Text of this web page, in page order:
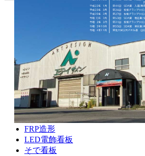
商業
学校
病院
行政
養護老健
すべて
FRP造形
LED電飾看板
そで看板